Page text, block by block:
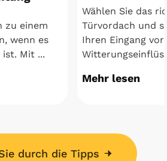
zu einem
wenn es
Mit ...
Wählen Sie das
Türvordach und
Ihren Eingang vor
Mehr lesen
durch die Tipps